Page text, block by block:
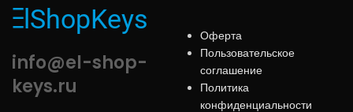
info@el-shop-
keys.ru
Оферта
Пользовательское
соглашение
Политика
конфиденциальности